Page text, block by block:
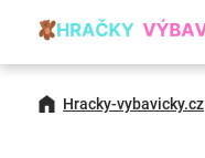
Hracky-vybavicky.cz